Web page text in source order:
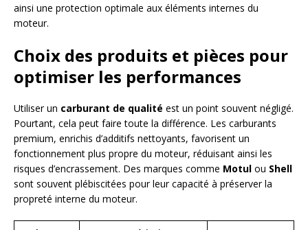
ainsi une protection optimale aux éléments internes du
moteur.
Choix des produits et pièces pour
optimiser les performances
Utiliser un carburant de qualité est un point souvent négligé.
Pourtant, cela peut faire toute la différence. Les carburants
premium, enrichis d’additifs nettoyants, favorisent un
fonctionnement plus propre du moteur, réduisant ainsi les
risques d’encrassement. Des marques comme Motul ou Shell
sont souvent plébiscitées pour leur capacité à préserver la
propreté interne du moteur.